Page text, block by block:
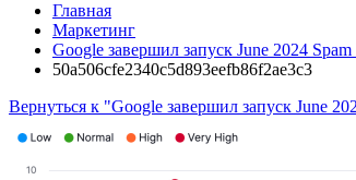
Главная
Маркетинг
Google завершил запуск June 2024
50a506cfe2340c5d893eefb86f2ae3c3
Вернуться к "Google завершил запуск June